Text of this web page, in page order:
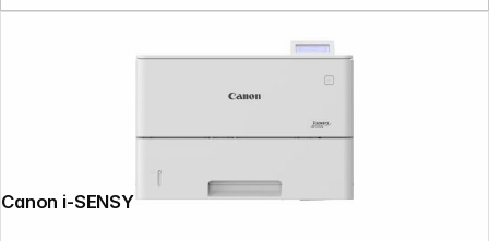
Canon i-SENSYS LBP 335 dw